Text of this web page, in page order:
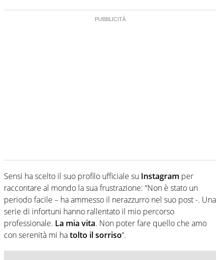
Sensi ha scelto il suo profilo ufficiale su Instagram per
raccontare al mondo la sua frustrazione: “Non è stato un
periodo facile – ha ammesso il nerazzurro nel suo post -. Una
serie di infortuni hanno rallentato il mio percorso
professionale. La mia vita. Non poter fare quello che amo
con serenità mi hatolto il sorriso“.